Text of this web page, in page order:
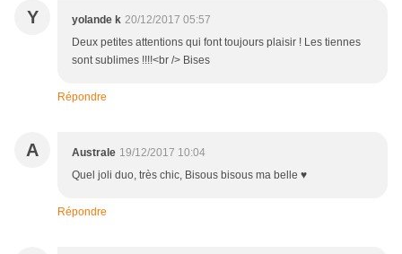
Y yolande k 20/12/2017 05:57
Deux petites attentions qui font toujours plaisir ! Les tiennes
sont sublimes !!!!<br /> Bises
Répondre
A Australe 19/12/2017 10:04
Quel joli duo, très chic, Bisous bisous ma belle ♥
Répondre